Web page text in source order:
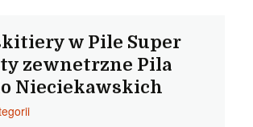
w Pile Super
zewnetrzne Pila
Nieciekawskich